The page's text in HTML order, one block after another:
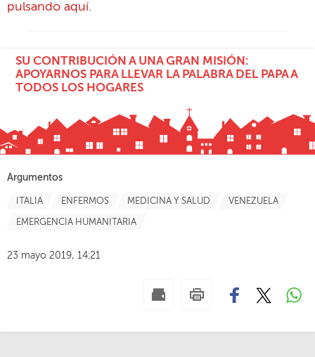
pulsando aquí.
SU CONTRIBUCIÓN A UNA GRAN MISIÓN:
APOYARNOS PARA LLEVAR LA PALABRA DEL PAPA A
TODOS LOS HOGARES
Argumentos
ITALIA ENFERMOS MEDICINA Y SALUD VENEZUELA
EMERGENCIA HUMANITARIA
23 mayo 2019, 14:21